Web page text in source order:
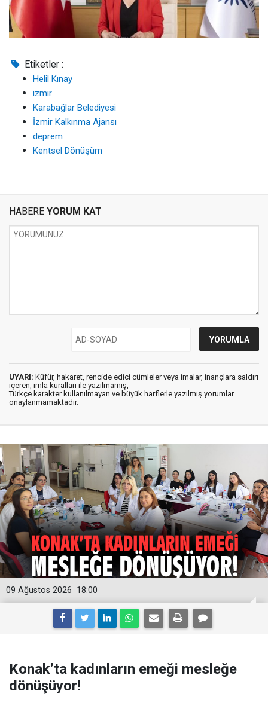
Etiketler :
Helil Kınay
izmir
Karabağlar Belediyesi
İzmir Kalkınma Ajansı
deprem
Kentsel Dönüşüm
HABERE YORUM KAT
UYARI: Küfür, hakaret, rencide edici cümleler veya imalar, inançlara saldırı
içeren, imla kuralları ile yazılmamış,
Türkçe karakter kullanılmayan ve büyük harflerle yazılmış yorumlar
onaylanmamaktadır.
18:00
09 Ağustos 2026
Konak’ta kadınların emeği mesleğe
dönüşüyor!